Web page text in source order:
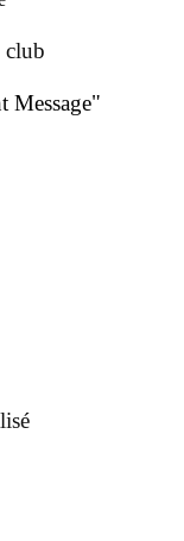
club
Message"